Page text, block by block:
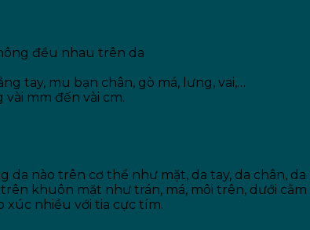
đều nhau trên da
tay, mu bạn chân, gò má, lưng, vai,…
mm đến vài cm.
nào trên cơ thể như mặt, da tay, da chân,
khuôn mặt như trán, má, môi trên, dưới
xúc nhiều với tia cực tím.